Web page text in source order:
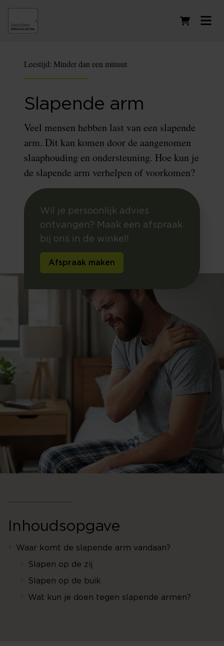
Leestijd: Minder dan een minuut
Slapende arm
Veel mensen hebben last van een slapende
arm. Dit kan komen door de aangenomen
slaaphouding en ondersteuning. Hoe kun je
de slapende arm verhelpen of voorkomen?
Wil je persoonlijk advies
ontvangen? Maak een afspraak
bij ons in de winkel!
Afspraak maken
Inhoudsopgave
Waar komt de slapende arm vandaan?
Slapen op de zij
Slapen op de buik
Wat kun je doen tegen slapende armen?